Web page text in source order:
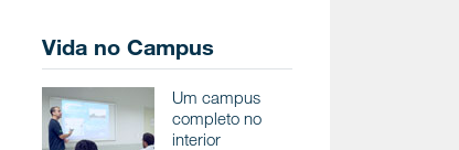
Vida no Campus
Um campus
completo no
interior